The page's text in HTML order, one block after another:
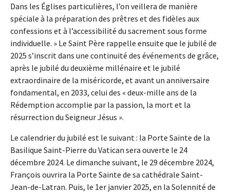
Dans les Églises particulières, l’on veillera de manière
spéciale à la préparation des prêtres et des fidèles aux
confessions et à l’accessibilité du sacrement sous forme
individuelle. » Le Saint Père rappelle ensuite que le jubilé de
2025 s’inscrit dans une continuité des événements de grâce,
après le jubilé du deuxième millénaire et le jubilé
extraordinaire de la miséricorde, et avant un anniversaire
fondamental, en 2033, celui des « deux-mille ans de la
Rédemption accomplie par la passion, la mort et la
résurrection du Seigneur Jésus ».
Le calendrier du jubilé est le suivant : la Porte Sainte de la
Basilique Saint-Pierre du Vatican sera ouverte le 24
décembre 2024. Le dimanche suivant, le 29 décembre 2024,
François ouvrira la Porte Sainte de sa cathédrale Saint-
Jean-de-Latran. Puis, le 1er janvier 2025, en la Solennité de